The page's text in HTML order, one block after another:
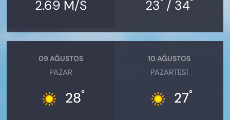
2.69 M/S 23 / 34
09 AĞUSTOS
PAZAR
28°
10 AĞUSTOS
PAZARTESI
27°